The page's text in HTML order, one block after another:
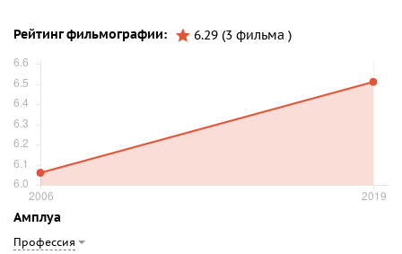
Рейтинг фильмографии: 6.29 (3 фильма )
Амплуа
Профессия